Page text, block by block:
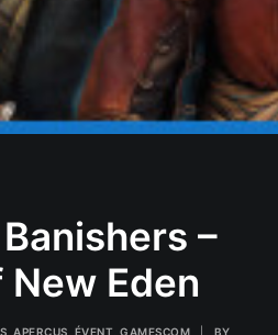
–
Eden
APERÇUS ÉVENT GAMESCOM
BY